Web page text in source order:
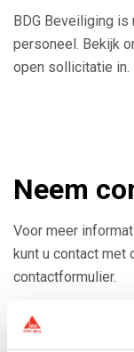
BDG Beveiliging
personeel. Bekijk
open sollicitatie in.
Neem
Voor meer
kunt u contact met
contactformulier.